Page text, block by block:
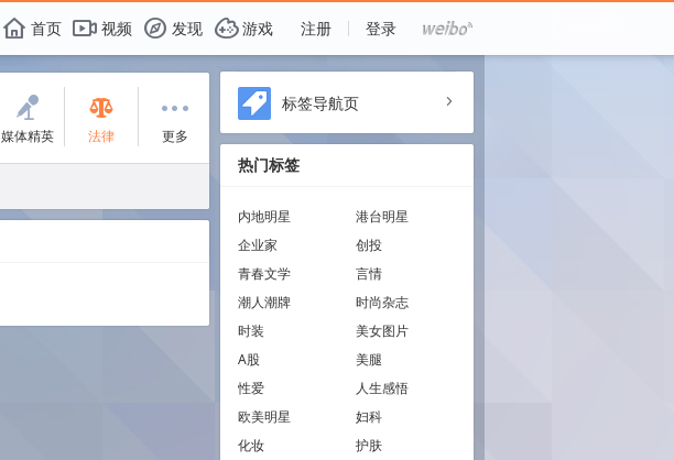
E 首页  视频 F 发现 G游戏 注册 登录
-
媒体精英
Á
法律
i
更多
标签导航页 a
热门标签
内地明星
港台明星
企业家
创投
青春文学
言情
潮人潮牌
时尚杂志
时装
美女图片
A股
美腿
性爱
人生感悟
欧美明星
妇科
化妆
护肤